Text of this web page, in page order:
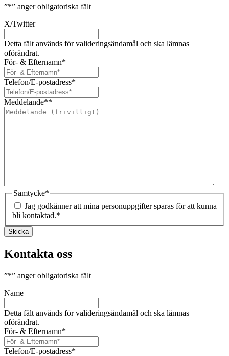
”*” anger obligatoriska fält
X/Twitter
Detta fält används för valideringsändamål och ska lämnas
oförändrat.
För- & Efternamn*
Telefon/E-postadress*
Meddelande**
Samtycke*
Jag godkänner att mina personuppgifter sparas för att kunna
bli kontaktad.*
Skicka
Kontakta oss
”*” anger obligatoriska fält
Name
Detta fält används för valideringsändamål och ska lämnas
oförändrat.
För- & Efternamn*
Telefon/E-postadress*